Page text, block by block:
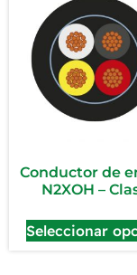
Conductor de
N2XOH –
Seleccionar